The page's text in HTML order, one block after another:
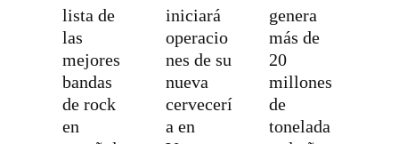
lista de
las
mejores
bandas
de rock
en
iniciará
operacio
nes de su
nueva
cervecerí
a en
genera
más de
20
millones
de
tonelada